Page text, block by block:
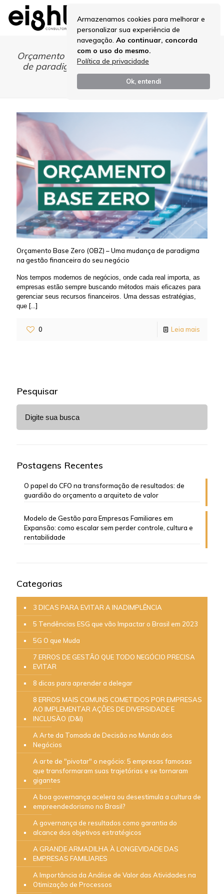
Armazenamos cookies para melhorar e
personalizar sua experiência de
navegação. Ao continuar, concorda
com o uso do mesmo.
Política de privacidade
Ok, entendi
Orçamento Base Zero (OBZ) – Uma mudança
de paradigma na gestão financeira do seu
negócio
Orçamento Base Zero (OBZ) – Uma mudança de paradigma
na gestão financeira do seu negócio
Nos tempos modernos de negócios, onde cada real importa, as
empresas estão sempre buscando métodos mais eficazes para
gerenciar seus recursos financeiros. Uma dessas estratégias,
que […]
0 Leia mais
Pesquisar
Postagens Recentes
O papel do CFO na transformação de resultados: de
guardião do orçamento a arquiteto de valor
Modelo de Gestão para Empresas Familiares em
Expansão: como escalar sem perder controle, cultura e
rentabilidade
Categorias
3 DICAS PARA EVITAR A INADIMPLÊNCIA
5 Tendências ESG que vão Impactar o Brasil em 2023
5G O que Muda
7 ERROS DE GESTÃO QUE TODO NEGÓCIO PRECISA
EVITAR
8 dicas para aprender a delegar
8 ERROS MAIS COMUNS COMETIDOS POR EMPRESAS
AO IMPLEMENTAR AÇÕES DE DIVERSIDADE E
INCLUSÀO (D&I)
A Arte da Tomada de Decisão no Mundo dos
Negócios
A arte de "pivotar" o negócio: 5 empresas famosas
que transformaram suas trajetórias e se tornaram
gigantes
A boa governança acelera ou desestimula a cultura de
empreendedorismo no Brasil?
A governança de resultados como garantia do
alcance dos objetivos estratégicos
A GRANDE ARMADILHA À LONGEVIDADE DAS
EMPRESAS FAMILIARES
A Importância da Análise de Valor das Atividades na
Otimização de Processos